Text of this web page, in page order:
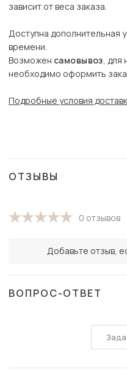
зависит от веса заказа.
Доступна дополнительная
времени.
Возможен самовывоз, для
необходимо оформить
Подробные условия
ОТЗЫВЫ
0 отзывов
Добавьте отзыв,
ВОПРОС-ОТВЕТ